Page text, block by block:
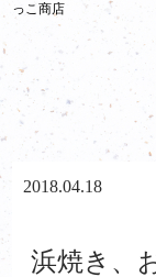
っこ商店
2018.04.18
浜焼き、